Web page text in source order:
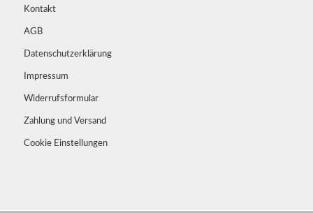
Kontakt
AGB
Datenschutzerklärung
Impressum
Widerrufsformular
Zahlung und Versand
Cookie Einstellungen